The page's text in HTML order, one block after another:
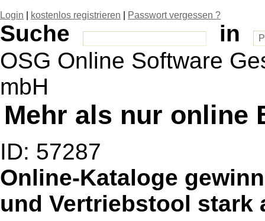
Login kostenlos registrieren Passwort vergessen ?
Suche
in
OSG Online Software
mbH
Mehr als nur online
ID: 57287
Online-Kataloge
und Vertriebstool stark